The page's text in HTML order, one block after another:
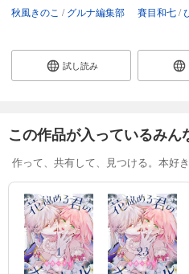
秋風きのこ グルナ編集部
試し読み
賽目和七
この作品が入っているみん
作って、共有して、見つける。本好